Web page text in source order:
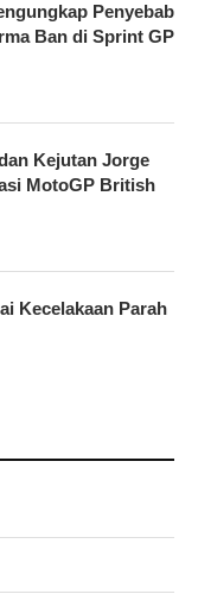
Penyebab
Ban di Sprint GP
Kejutan Jorge
MotoGP British
Kecelakaan Parah